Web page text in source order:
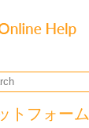
トフォーム